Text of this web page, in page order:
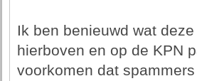
Ik ben benieuwd wat
hierboven en op de KPN
voorkomen dat